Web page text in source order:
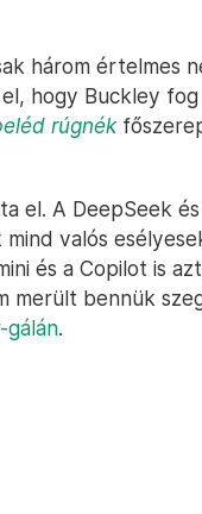
három értelmes
hogy Buckley
rúgnék
el. A DeepSeek
valós
és a Copilot is
merült bennük
gálán.